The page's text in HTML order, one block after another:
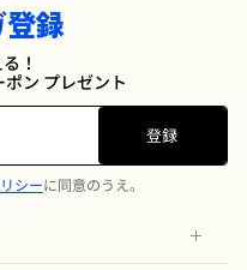
録
！
ン プレゼント
登録
シーに同意のうえ。